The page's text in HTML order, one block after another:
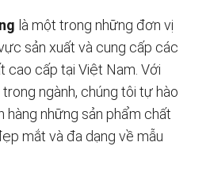
là một trong những đơn vị
sản xuất và cung cấp các
cao cấp tại Việt Nam. Với
trong ngành, chúng tôi tự hào
hàng những sản phẩm chất
mắt và đa dạng về mẫu